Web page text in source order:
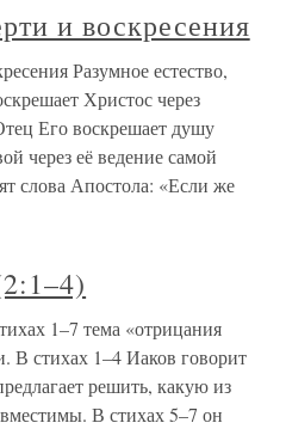
и воскресения
Разумное естество,
Христос через
Его воскрешает душу
через её ведение самой
слова Апостола: «Если же
1–7 тема «отрицания
В стихах 1–4 Иаков говорит
решить, какую из
В стихах 5–7 он